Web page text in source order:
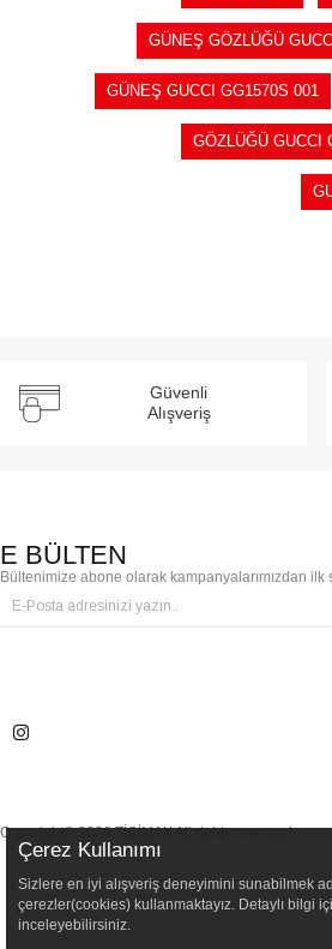
GÜNEŞ GÖZLÜĞÜ
GÜNEŞ GUCCI GG1570S 001
GÖZLÜĞÜ GUCCI
Güvenli
Alışveriş
E BÜLTEN
Bültenimize abone olarak kampanyalarımızdan
Copyright© 2026 TİCİMAX All rights reserved.
Çerez Kullanımı
Sizlere en iyi alışveriş deneyimini sunabilmek
çerezler(cookies) kullanmaktayız. Detaylı bilgi
inceleyebilirsiniz.